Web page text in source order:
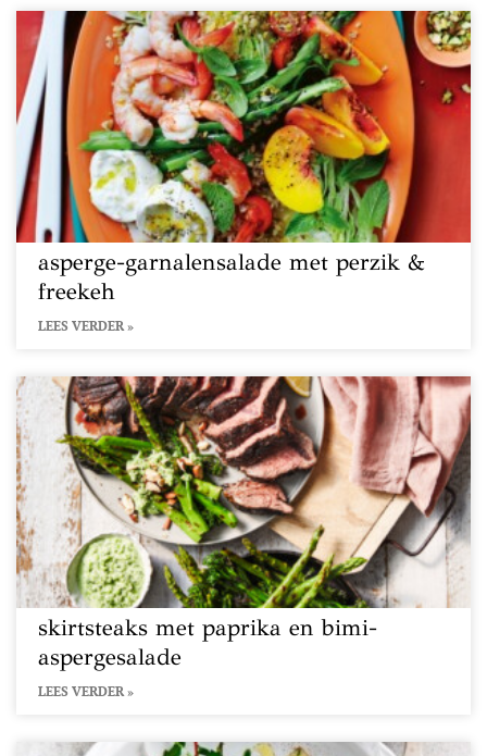
asperge-garnalensalade met perzik &
freekeh
LEES VERDER »
skirtsteaks met paprika en bimi-
aspergesalade
LEES VERDER »